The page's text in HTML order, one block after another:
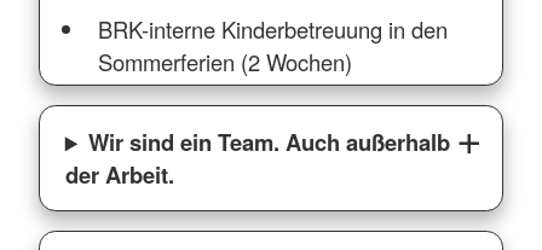
BRK-interne Kinderbetreuung in den
Sommerferien (2 Wochen)
Wir sind ein Team. Auch außerhalb
der Arbeit.